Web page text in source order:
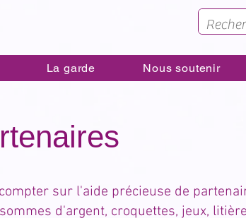
La garde Nous soutenir
sur l'aide précieuse de
d'argent, croquettes, jeux,